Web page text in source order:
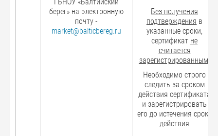
берег» на электронную
почту -
market@balticbereg.ru
Без получения
подтверждения в
указанные сроки,
сертификат не
считается
зарегистрированным
Необходимо строго
следить за сроком
действия сертификата
и зарегистрировать
его до истечения срока
действия